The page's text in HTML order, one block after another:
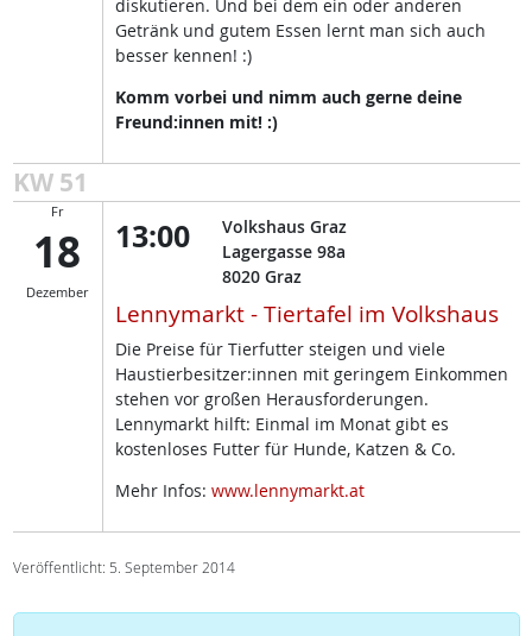
diskutieren. Und bei dem ein oder anderen
Getränk und gutem Essen lernt man sich auch
besser kennen! :)
Komm vorbei und nimm auch gerne deine
Freund:innen mit! :)
KW 51
Fr
18
Dezember
13:00
Volkshaus Graz
Lagergasse 98a
8020 Graz
Lennymarkt - Tiertafel im Volkshaus
Die Preise für Tierfutter steigen und viele
Haustierbesitzer:innen mit geringem Einkommen
stehen vor großen Herausforderungen.
Lennymarkt hilft: Einmal im Monat gibt es
kostenloses Futter für Hunde, Katzen & Co.
Mehr Infos: www.lennymarkt.at
Veröffentlicht: 5. September 2014